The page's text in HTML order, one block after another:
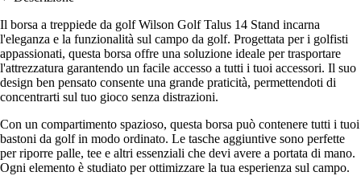
Il borsa a treppiede da golf Wilson Golf Talus 14 Stand incarna
l'eleganza e la funzionalità sul campo da golf. Progettata per i golfisti
appassionati, questa borsa offre una soluzione ideale per trasportare
l'attrezzatura garantendo un facile accesso a tutti i tuoi accessori. Il suo
design ben pensato consente una grande praticità, permettendoti di
concentrarti sul tuo gioco senza distrazioni.
Con un compartimento spazioso, questa borsa può contenere tutti i tuoi
bastoni da golf in modo ordinato. Le tasche aggiuntive sono perfette
per riporre palle, tee e altri essenziali che devi avere a portata di mano.
Ogni elemento è studiato per ottimizzare la tua esperienza sul campo.